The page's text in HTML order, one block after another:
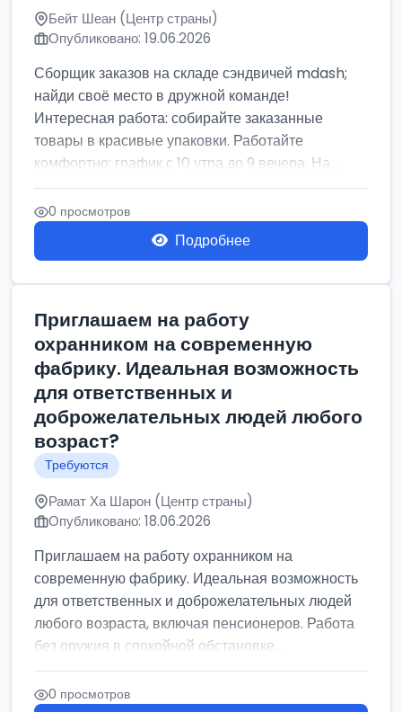
Бейт Шеан (Центр страны)
Опубликовано: 19.06.2026
Сборщик заказов на складе сэндвичей mdash;
найди своё место в дружной команде!
Интересная работа: собирайте заказанные
товары в красивые упаковки. Работайте
комфортно: график с 10 утра до 9 вечера. На...
0 просмотров
Подробнее
Приглашаем на работу
охранником на современную
фабрику. Идеальная возможность
для ответственных и
доброжелательных людей любого
возраст?
Требуются
Рамат Ха Шарон (Центр страны)
Опубликовано: 18.06.2026
Приглашаем на работу охранником на
современную фабрику. Идеальная возможность
для ответственных и доброжелательных людей
любого возраста, включая пенсионеров. Работа
без оружия в спокойной обстановке....
0 просмотров